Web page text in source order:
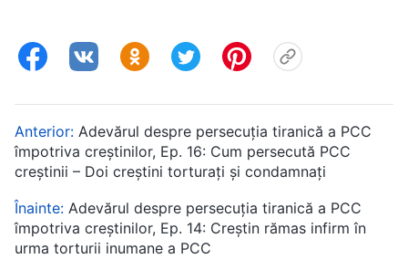
Anterior: Adevărul despre persecuția tiranică a PCC
împotriva creștinilor, Ep. 16: Cum persecută PCC
creștinii – Doi creștini torturați și condamnați
Înainte: Adevărul despre persecuția tiranică a PCC
împotriva creștinilor, Ep. 14: Creștin rămas infirm în
urma torturii inumane a PCC